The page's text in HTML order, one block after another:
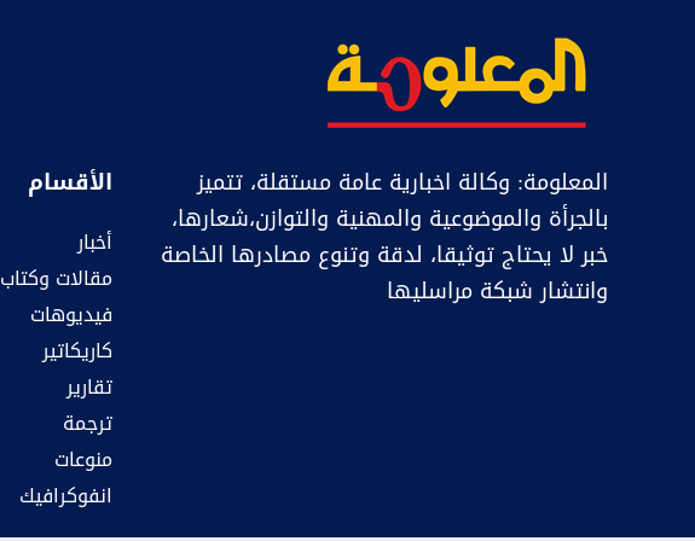
المعلومة: وكالة اخبارية عامة مستقلة، تتميز
بالجرأة والموضوعية والمهنية والتوازن،شعارها،
خبر ﻻ يحتاج توثيقا، لدقة وتنوع مصادرها الخاصة
وانتشار شبكة مراسليها
الأقسام
أخبار
مقالات وكتاب
فيديوهات
كاريكاتير
تقارير
ترجمة
منوعات
انفوكرافيك